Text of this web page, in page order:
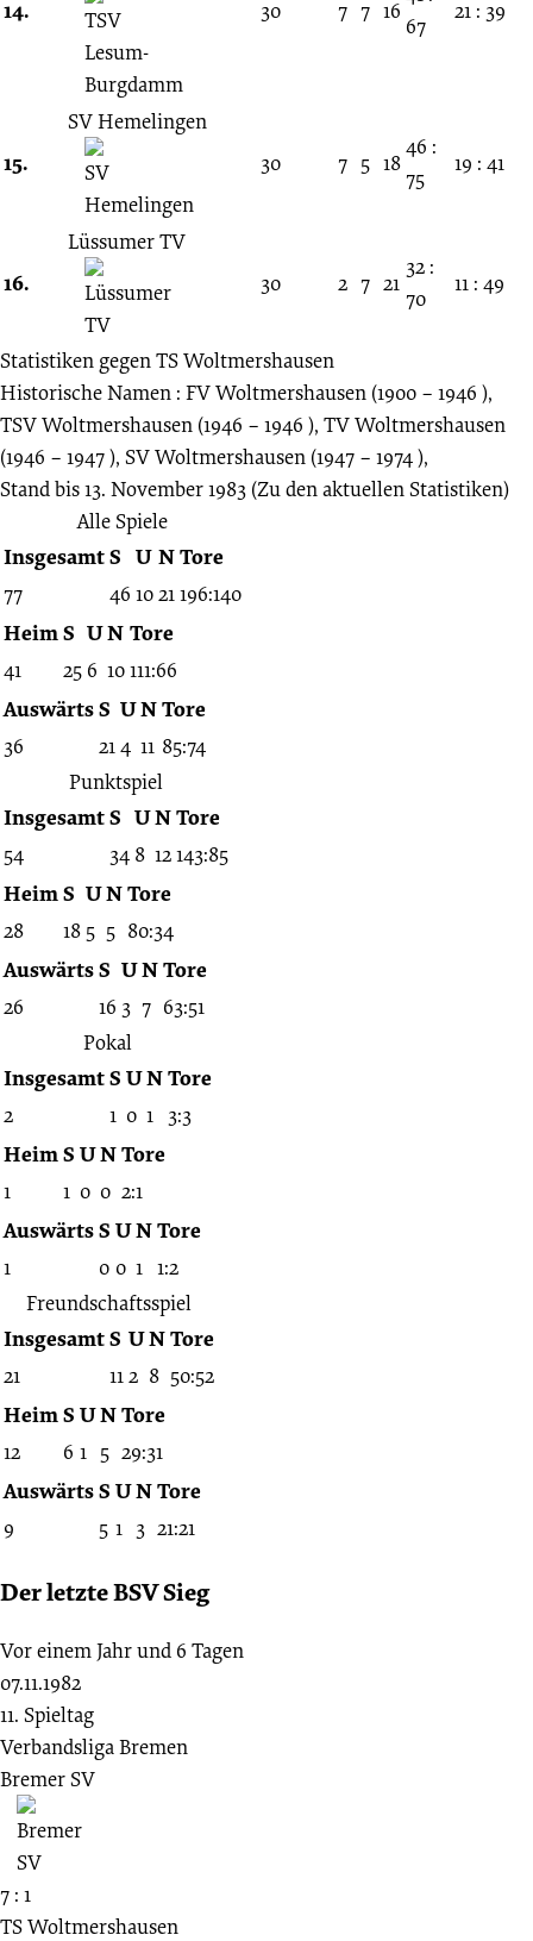
14.
30
7 7 16
67
21 : 39
15.
SV Hemelingen
30
7 5 18
46 :
75
19 : 41
16.
Lüssumer TV
30
2 7 21
32 :
70
11 : 49
Statistiken gegenTS Woltmershausen
Historische Namen : FV Woltmershausen (1900 – 1946 ),
TSV Woltmershausen (1946 – 1946 ), TV Woltmershausen
(1946 – 1947 ), SV Woltmershausen (1947 – 1974 ),
Stand bis 13. November 1983 (Zu den aktuellen Statistiken)
Alle Spiele
InsgesamtS U NTore
77 46 1021196:140
HeimS UN Tore
41 25 6 10111:66
AuswärtsS UNTore
36 214 11 85:74
Punktspiel
InsgesamtS UNTore
54 34 8 12143:85
HeimS UNTore
28 18 5 5 80:34
AuswärtsS UNTore
26 16 3 7 63:51
Pokal
InsgesamtS UNTore
2 1 0 1 3:3
HeimS UNTore
1 1 0 0 2:1
AuswärtsS UNTore
1 0 0 1 1:2
Freundschaftsspiel
InsgesamtS UNTore
21 112 8 50:52
HeimS UNTore
12 6 1 5 29:31
AuswärtsS UNTore
9 5 1 3 21:21
Der letzte BSV Sieg
Vor einem Jahr und 6 Tagen
07.11.1982
11. Spieltag
Verbandsliga Bremen
Bremer SV
7 : 1
TS Woltmershausen